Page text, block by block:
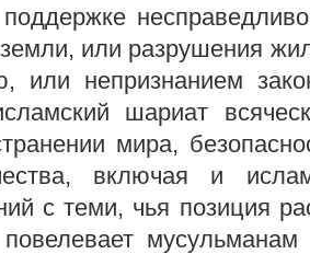
или разрушения
или непризнанием
шариат
мира,
включая и
с теми, чья позиция